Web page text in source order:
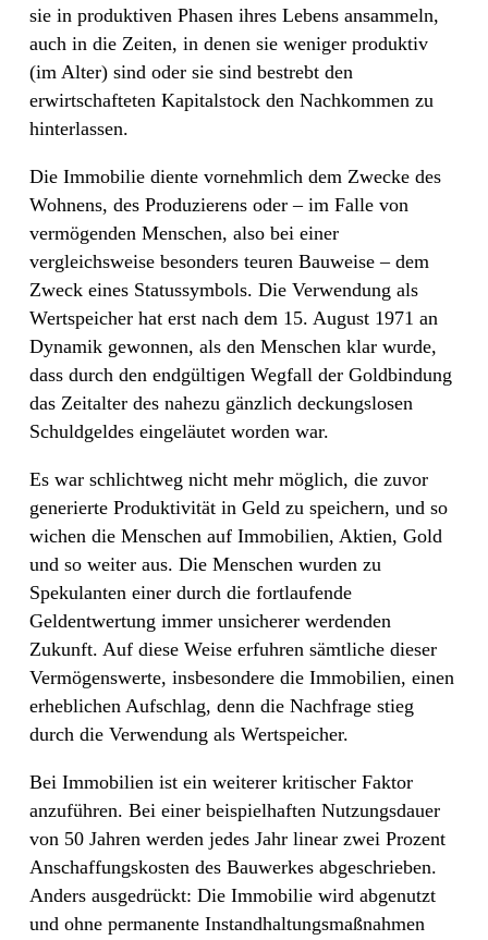
sie in produktiven Phasen ihres Lebens ansammeln,
auch in die Zeiten, in denen sie weniger produktiv
(im Alter) sind oder sie sind bestrebt den
erwirtschafteten Kapitalstock den Nachkommen zu
hinterlassen.
Die Immobilie diente vornehmlich dem Zwecke des
Wohnens, des Produzierens oder – im Falle von
vermögenden Menschen, also bei einer
vergleichsweise besonders teuren Bauweise – dem
Zweck eines Statussymbols. Die Verwendung als
Wertspeicher hat erst nach dem 15. August 1971 an
Dynamik gewonnen, als den Menschen klar wurde,
dass durch den endgültigen Wegfall der Goldbindung
das Zeitalter des nahezu gänzlich deckungslosen
Schuldgeldes eingeläutet worden war.
Es war schlichtweg nicht mehr möglich, die zuvor
generierte Produktivität in Geld zu speichern, und so
wichen die Menschen auf Immobilien, Aktien, Gold
und so weiter aus. Die Menschen wurden zu
Spekulanten einer durch die fortlaufende
Geldentwertung immer unsicherer werdenden
Zukunft. Auf diese Weise erfuhren sämtliche dieser
Vermögenswerte, insbesondere die Immobilien, einen
erheblichen Aufschlag, denn die Nachfrage stieg
durch die Verwendung als Wertspeicher.
Bei Immobilien ist ein weiterer kritischer Faktor
anzuführen. Bei einer beispielhaften Nutzungsdauer
von 50 Jahren werden jedes Jahr linear zwei Prozent
Anschaffungskosten des Bauwerkes abgeschrieben.
Anders ausgedrückt: Die Immobilie wird abgenutzt
und ohne permanente Instandhaltungsmaßnahmen